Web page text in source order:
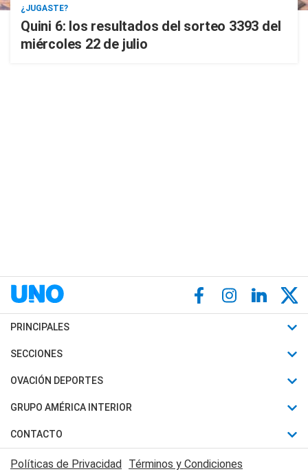
¿JUGASTE?
Quini 6: los resultados del sorteo 3393 del
miércoles 22 de julio
PRINCIPALES
Últimas Noticias
Política
Judiciales
Economia
SECCIONES
Horóscopo
Motores
Trucos caseros
Series y Películas
OVACIÓN DEPORTES
Fútbol
Mundial
Automovilismo
Rugby
GRUPO AMÉRICA INTERIOR
Canal 7 en Vivo
CONTACTO
Acerca de Nosotros
Políticas de Privacidad Términos y Condiciones